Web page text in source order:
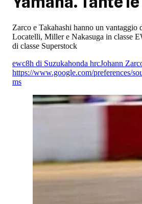
Zarco e Takahashi hanno un vantaggio
Locatelli, Miller e Nakasuga in classe
di classe Superstock
ewc8h di Suzukahonda hrcJohann
https://www.google.com/preferences/
ms